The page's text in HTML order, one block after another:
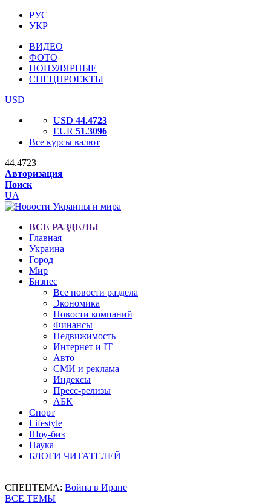
РУС
УКР
ВИДЕО
ФОТО
ПОПУЛЯРНЫЕ
СПЕЦПРОЕКТЫ
USD
USD 44.4723
EUR 51.3096
Все курсы валют
44.4723
Авторизация
Поиск
UA
ВСЕ РАЗДЕЛЫ
Главная
Украина
Город
Мир
Бизнес
Все новости раздела
Экономика
Новости компаний
Финансы
Недвижимость
Интернет и IT
Авто
СМИ и реклама
Индексы
Пресс-релизы
АБК
Спорт
Lifestyle
Шоу-биз
Наука
БЛОГИ ЧИТАТЕЛЕЙ
СПЕЦТЕМА: Война в Иране
ВСЕ ТЕМЫ